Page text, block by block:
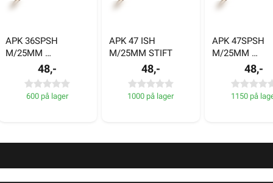
for en APK klamme kommer fra 18mm til 25mm. Velg
finner du et stort utvalg av APK-klammer som
APK 36SPSH
M/25MM
SPIKERSKRUE
48,-
600 på lager
APK 47 ISH
M/25MM STIFT
48,-
1000 på lager
APK 47SPSH
M/25MM
SPIKERSKRUE
48,-
1150 på